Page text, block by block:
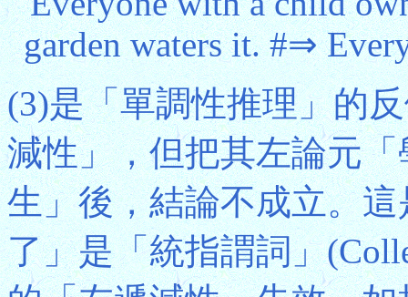
garden waters it. #⇒
(3)是「單調性推理」的
減性」，但把其左論元
生」後，結論不成立。
了」是「統指謂詞」